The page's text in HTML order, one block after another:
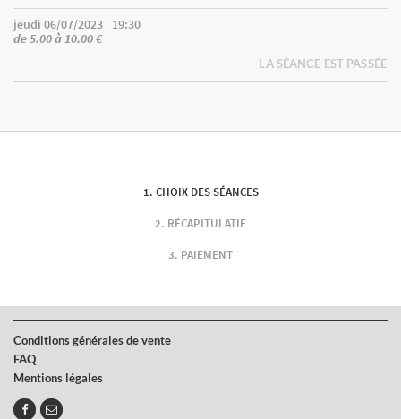
jeudi 06/07/2023
19:30
de 5.00 à 10.00 €
LA SÉANCE EST PASSÉE
CHOIX DES SÉANCES
RÉCAPITULATIF
PAIEMENT
Conditions générales de vente
FAQ
Mentions légales